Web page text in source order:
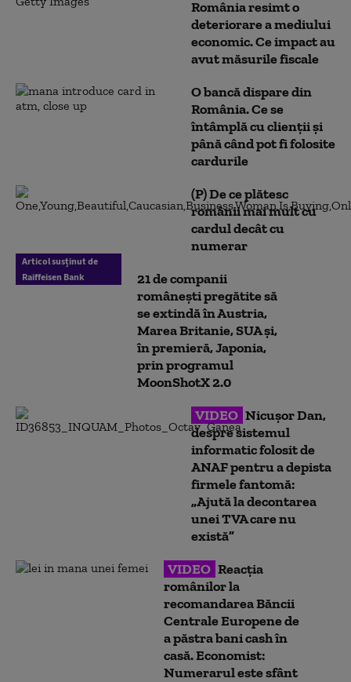
România resimt o
deteriorare a mediului
economic. Ce impact au
avut măsurile fiscale
O bancă dispare din
România. Ce se
întâmplă cu clienții și
până când pot fi folosite
cardurile
(P) De ce plătesc
românii mai mult cu
cardul decât cu
numerar
Articol susținut de
Raiffeisen Bank
21 de companii
românești pregătite să
se extindă în Austria,
Marea Britanie, SUA și,
în premieră, Japonia,
prin programul
MoonShotX 2.0
VIDEO Nicuşor Dan,
despre sistemul
informatic folosit de
ANAF pentru a depista
firmele fantomă:
„Ajută la decontarea
unei TVA care nu
există”
VIDEO Reacția
românilor la
recomandarea Băncii
Centrale Europene de
a păstra bani cash în
casă. Economist:
Numerarul este sfânt